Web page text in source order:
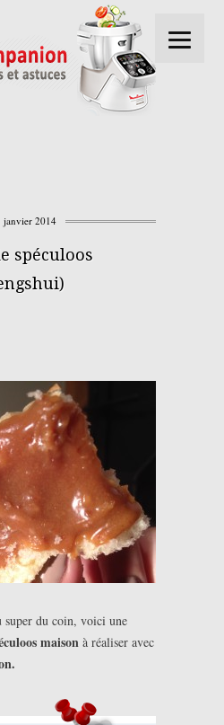
janvier 2014
spéculoos
du coin, voici une
maisonà réaliser avec